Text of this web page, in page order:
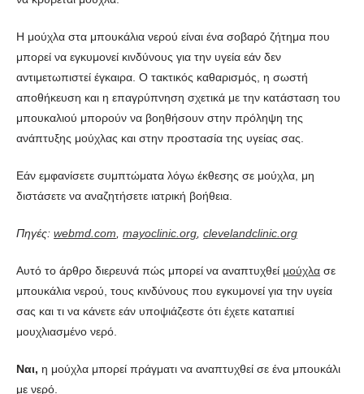
Η μούχλα στα μπουκάλια νερού είναι ένα σοβαρό ζήτημα που
μπορεί να εγκυμονεί κινδύνους για την υγεία εάν δεν
αντιμετωπιστεί έγκαιρα. Ο τακτικός καθαρισμός, η σωστή
αποθήκευση και η επαγρύπνηση σχετικά με την κατάσταση του
μπουκαλιού μπορούν να βοηθήσουν στην πρόληψη της
ανάπτυξης μούχλας και στην προστασία της υγείας σας.
Εάν εμφανίσετε συμπτώματα λόγω έκθεσης σε μούχλα, μη
διστάσετε να αναζητήσετε ιατρική βοήθεια.
Πηγές: webmd.com mayoclinic.org clevelandclinic.org
Αυτό το άρθρο διερευνά πώς μπορεί να αναπτυχθεί μούχλα σε
μπουκάλια νερού, τους κινδύνους που εγκυμονεί για την υγεία
σας και τι να κάνετε εάν υποψιάζεστε ότι έχετε καταπιεί
μουχλιασμένο νερό.
Ναι, η μούχλα μπορεί πράγματι να αναπτυχθεί σε ένα μπουκάλι
με νερό.